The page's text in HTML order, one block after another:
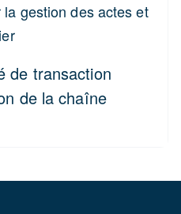
gestion des actes et
de transaction
de la chaîne